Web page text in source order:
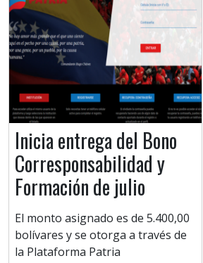
Inicia entrega del Bono
Corresponsabilidad y
Formación de julio
El monto asignado es de 5.400,00
bolívares y se otorga a través de
la Plataforma Patria